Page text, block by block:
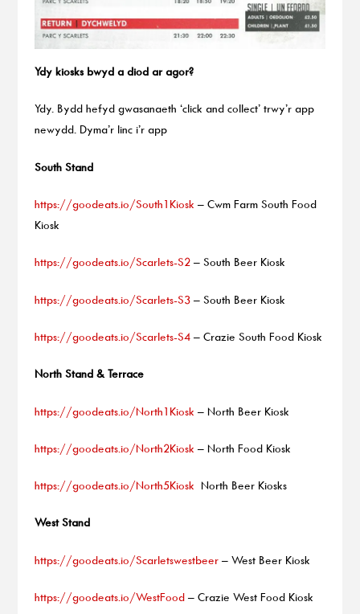
Ydy kiosks bwyd a diod ar agor?
Ydy. Bydd hefyd gwasanaeth ‘click and collect’ trwy’r app
newydd. Dyma’r linc i’r app
South Stand
https://goodeats.io/South1Kiosk – Cwm Farm South Food
Kiosk
https://goodeats.io/Scarlets-S2– South Beer Kiosk
https://goodeats.io/Scarlets-S3– South Beer Kiosk
https://goodeats.io/Scarlets-S4– Crazie South Food Kiosk
North Stand & Terrace
https://goodeats.io/North1Kiosk – North Beer Kiosk
https://goodeats.io/North2Kiosk – North Food Kiosk
https://goodeats.io/North5Kiosk North Beer Kiosks
West Stand
https://goodeats.io/Scarletswestbeer– West Beer Kiosk
https://goodeats.io/WestFood– Crazie West Food Kiosk